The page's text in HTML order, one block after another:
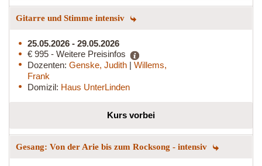
Gitarre und Stimme intensiv
25.05.2026 - 29.05.2026
€ 995 - Weitere Preisinfos
Dozenten: Genske, Judith | Willems,
Frank
Domizil: Haus UnterLinden
Kurs vorbei
Gesang: Von der Arie bis zum Rocksong - intensiv